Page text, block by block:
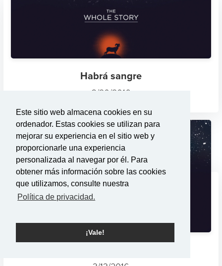
Este sitio web almacena cookies en su
ordenador. Estas cookies se utilizan para
mejorar su experiencia en el sitio web y
proporcionarle una experiencia
personalizada al navegar por él. Para
obtener más información sobre las cookies
que utilizamos, consulte nuestra
Política de privacidad.
¡Vale!
Habrá sangre
3/20/2016